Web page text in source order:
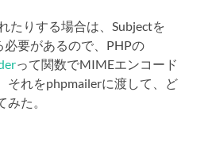
たりする場合は、Subjectを
要があるので、PHPの
って関数でMIMEエンコード
それをphpmailerに渡して、ど
た。